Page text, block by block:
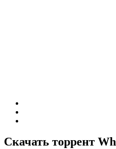
Скачать торрент